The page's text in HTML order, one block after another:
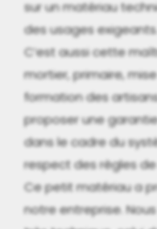
sur un matériau
des usages exigeants.
C’est aussi cette
mortier, primaire,
formation des
proposer une
dans le cadre du
respect des règles
Ce petit matériau a
notre entreprise.